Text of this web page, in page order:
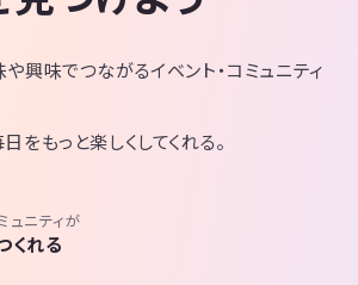
興味でつながるイベント・コミュニティ
をもっと楽しくしてくれる。
ュニティが
くれる